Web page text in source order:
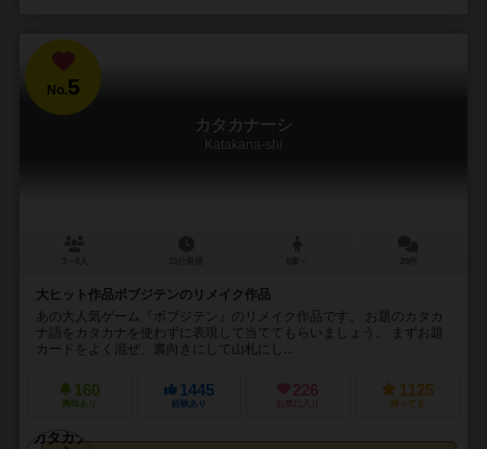
No.5
カタカナーシ
Katakana-shi
大ヒット作品ボブジテンのリメイク作品
あの大人気ゲーム『ボブジテン』のリメイク作品です。 お題のカタカ
ナ語をカタカナを使わずに表現して当ててもらいましょう。 まずお題
カードをよく混ぜ、裏向きにして山札にし...
160
興味あり
1445
経験あり
226
お気に入り
1125
持ってる